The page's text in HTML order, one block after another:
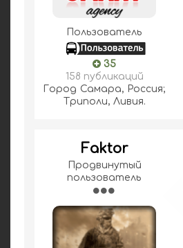
Пользователь
35
158 публикаций
Город Самара, Россия;
Триполи, Ливия.
Faktor
Продвинутый
пользователь